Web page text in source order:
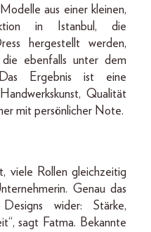
aus einer kleinen,
in Istanbul, die
hergestellt werden,
ebenfalls unter dem
Ergebnis ist eine
Qualität
mit persönlicher Note.
viele Rollen gleichzeitig
Genau das
wider: Stärke,
sagt Fatma. Bekannte